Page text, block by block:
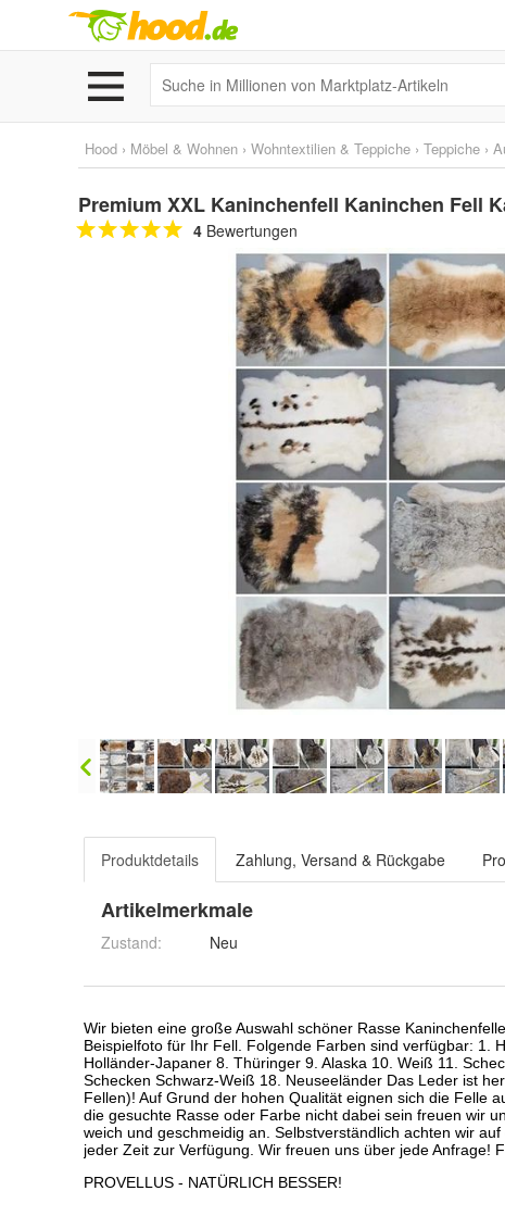
Hood › Möbel & Wohnen › Wohntextilien & Teppiche › Teppiche ›
Premium XXL Kaninchenfell Kaninchen Fell
4 Bewertungen
Produktdetails Zahlung, Versand & Rückgabe
Artikelmerkmale
Zustand: Neu